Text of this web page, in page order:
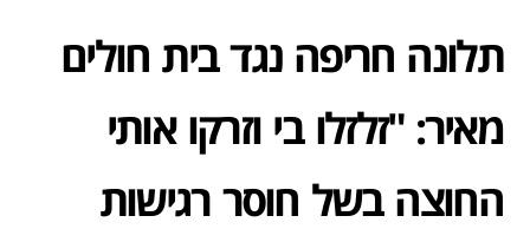
תלונה חריפה נגד בית חולים
מאיר: "זלזלו בי וזרקו אותי
החוצה בשל חוסר רגישות